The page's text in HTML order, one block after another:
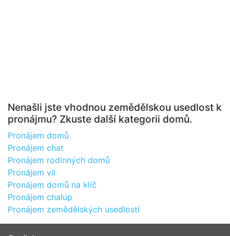
Nenašli jste vhodnou zemědělskou usedlost k
pronájmu? Zkuste další kategorii domů.
Pronájem domů
Pronájem chat
Pronájem rodinných domů
Pronájem vil
Pronájem domů na klíč
Pronájem chalup
Pronájem zemědělských usedlostí